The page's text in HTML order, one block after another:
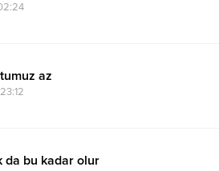
az
da bu kadar olur